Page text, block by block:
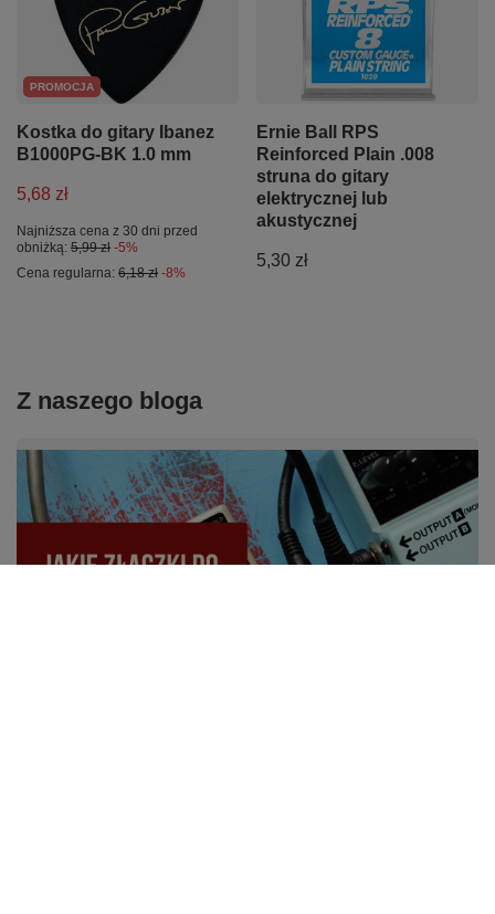
PROMOCJA
Kostka do gitary Ibanez
B1000PG-BK 1.0 mm
5,68 zł
Najniższa cena z 30 dni przed
obniżką: 5,99 zł -5%
Cena regularna: 6,18 zł -8%
Ernie Ball RPS
Reinforced Plain .008
struna do gitary
elektrycznej lub
akustycznej
5,30 zł
Z naszego bloga